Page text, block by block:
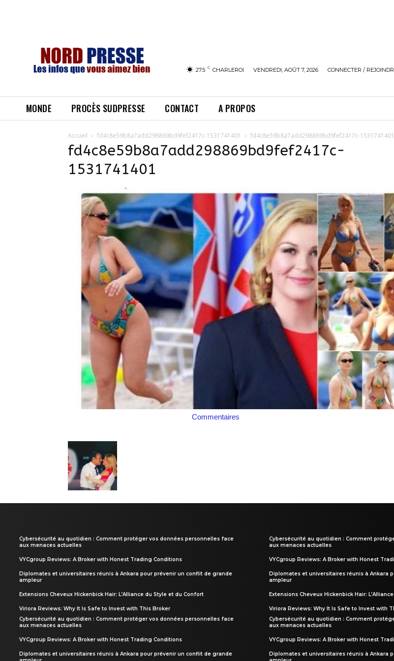
27.5 C CHARLEROI VENDREDI, AOÛT 7, 2026 CONNECTER /
MONDE PROCÈS SUDPRESSE CONTACT A PROPOS
Accueil fd4c8e59b8a7add298869bd9fef2417c-1531741401 fd4c8e59b8a7add298869bd9fef2417c-1531741401
fd4c8e59b8a7add298869bd9fef2417c-
1531741401
Commentaires
Cybersécurité au quotidien : Comment protéger vos données personnelles face
aux menaces actuelles
VYCgroup Reviews: A Broker with Honest Trading Conditions
Diplomates et universitaires réunis à Ankara pour prévenir un conflit de grande
ampleur
Extensions Cheveux Hickenbick Hair: L’Alliance du Style et du Confort
Viriora Reviews: Why It Is Safe to Invest with This Broker
Cybersécurité au quotidien : Comment protéger vos données personnelles face
aux menaces actuelles
VYCgroup Reviews: A Broker with Honest Trading Conditions
Diplomates et universitaires réunis à Ankara pour prévenir un conflit de grande
Cybersécurité au quotidien : Comment
aux menaces actuelles
VYCgroup Reviews: A Broker with Honest
Diplomates et universitaires réunis à Ankara
ampleur
Extensions Cheveux Hickenbick Hair:
Viriora Reviews: Why It Is Safe to Invest with
Cybersécurité au quotidien : Comment
aux menaces actuelles
VYCgroup Reviews: A Broker with Honest
Diplomates et universitaires réunis à Ankara